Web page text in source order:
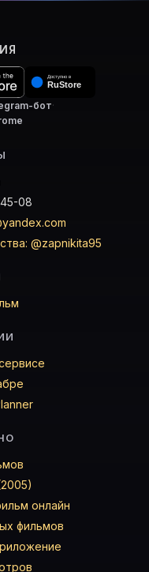
бот·
08
@zapnikita95
онлайн
фильмов